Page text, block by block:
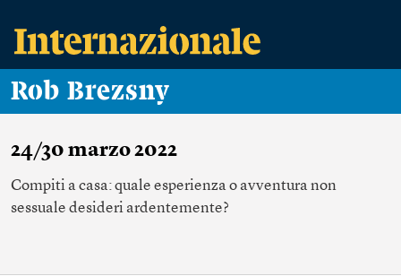
Rob Brezsny
24/30 marzo 2022
Compiti a casa: quale esperienza o avventura non
sessuale desideri ardentemente?